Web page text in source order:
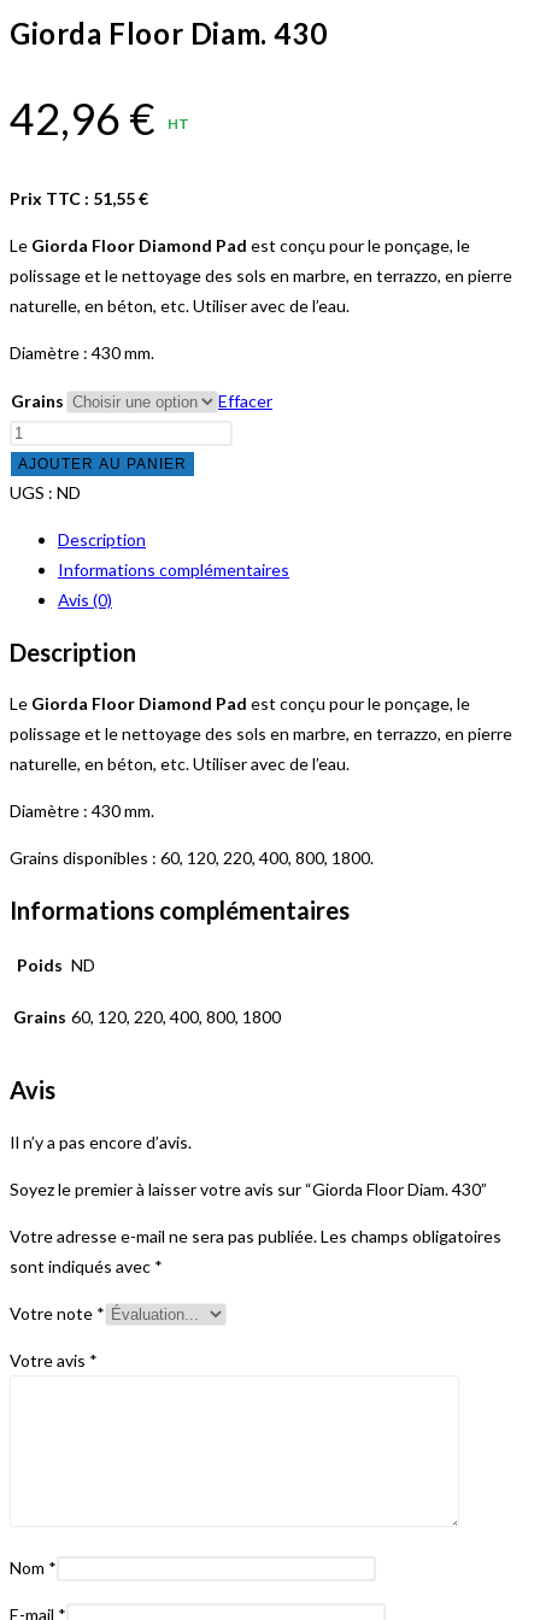
Giorda Floor Diam. 430
42,96 € HT
Prix TTC : 51,55€
Le Giorda Floor Diamond Pad est conçu pour le ponçage, le
polissage et le nettoyage des sols en marbre, en terrazzo, en pierre
naturelle, en béton, etc. Utiliser avec de l’eau.
Diamètre : 430 mm.
Grains
Effacer
quantité
de
Giorda
AJOUTER AU PANIER
UGS : ND
Description
Informations complémentaires
Avis (0)
Description
Le Giorda Floor Diamond Pad est conçu pour le ponçage, le
polissage et le nettoyage des sols en marbre, en terrazzo, en pierre
naturelle, en béton, etc. Utiliser avec de l’eau.
Diamètre : 430 mm.
Grains disponibles : 60, 120, 220, 400, 800, 1800.
Informations complémentaires
Poids ND
Grains 60, 120, 220, 400, 800, 1800
Avis
Il n’y a pas encore d’avis.
Soyez le premier à laisser votre avis sur “Giorda Floor Diam. 430”
Votre adresse e-mail ne sera pas publiée.Les champs obligatoires
sont indiqués avec *
Votre note *
Votre avis *
Nom *
E-mail *